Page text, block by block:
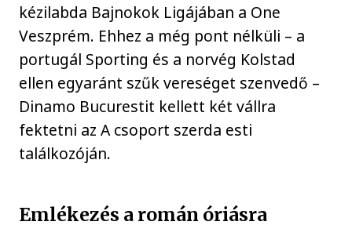
kézilabda Bajnokok Ligájában a One
Veszprém. Ehhez a még pont nélküli – a
portugál Sporting és a norvég Kolstad
ellen egyaránt szűk vereséget szenvedő –
Dinamo Bucurestit kellett két vállra
fektetni az A csoport szerda esti
találkozóján.
Emlékezés a román óriásra